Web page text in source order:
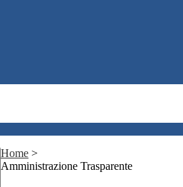
Home >
Amministrazione Trasparente